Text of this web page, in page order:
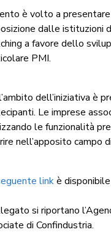
è volto a
dalle istituzioni
a favore dello
PMI.
dell’iniziativa è
Le imprese
le funzionalità
nell’apposito campo
linkè
si riportano
di Confindustria.